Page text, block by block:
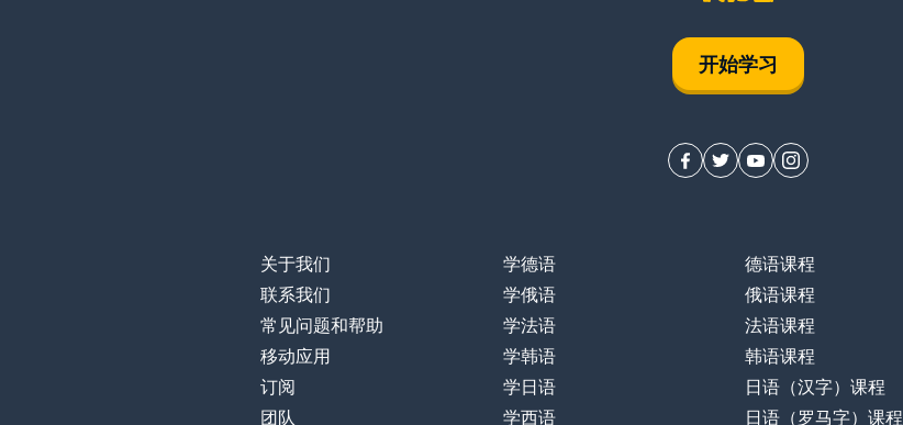
开始学习
关于我们
联系我们
常见问题和帮助
移动应用
订阅
团队
学德语
学俄语
学法语
学韩语
学日语
学西语
德语课程
俄语课程
法语课程
韩语课程
日语（汉字）课程
日语（罗马字）课程